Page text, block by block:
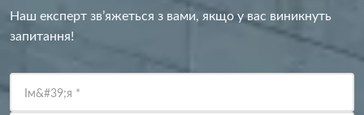
Наш експерт зв’яжеться з вами, якщо у вас виникнуть
запитання!
Ім&#39;я *